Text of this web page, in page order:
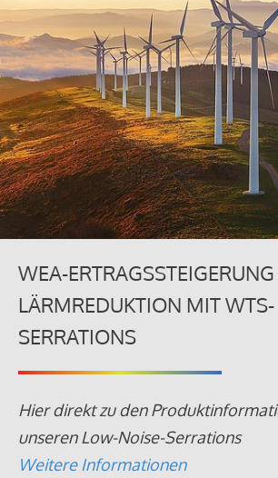
WEA-
LÄRMREDUKTION MIT WTS-
SERRATIONS
Hier direkt zu den
unseren Low-Noise-Serrations
Weitere Informationen